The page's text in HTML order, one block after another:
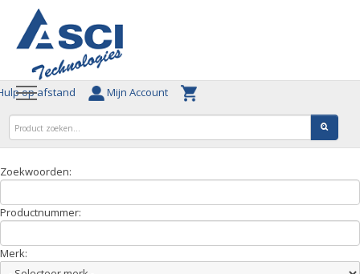
op afstand Mijn Account
Zoekwoorden:
Productnummer:
Merk: